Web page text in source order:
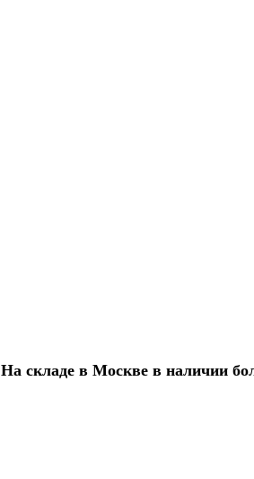
На складе в Москве в наличии